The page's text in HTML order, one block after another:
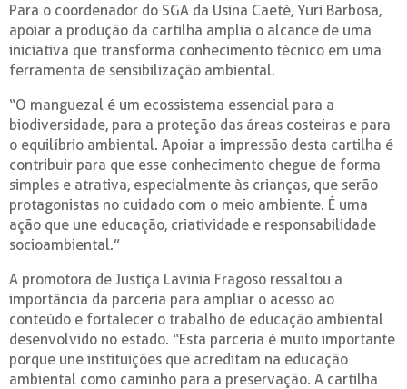
Para o coordenador do SGA da Usina Caeté, Yuri Barbosa,
apoiar a produção da cartilha amplia o alcance de uma
iniciativa que transforma conhecimento técnico em uma
ferramenta de sensibilização ambiental.
“O manguezal é um ecossistema essencial para a
biodiversidade, para a proteção das áreas costeiras e para
o equilíbrio ambiental. Apoiar a impressão desta cartilha é
contribuir para que esse conhecimento chegue de forma
simples e atrativa, especialmente às crianças, que serão
protagonistas no cuidado com o meio ambiente. É uma
ação que une educação, criatividade e responsabilidade
socioambiental.”
A promotora de Justiça Lavinia Fragoso ressaltou a
importância da parceria para ampliar o acesso ao
conteúdo e fortalecer o trabalho de educação ambiental
desenvolvido no estado. “Esta parceria é muito importante
porque une instituições que acreditam na educação
ambiental como caminho para a preservação. A cartilha